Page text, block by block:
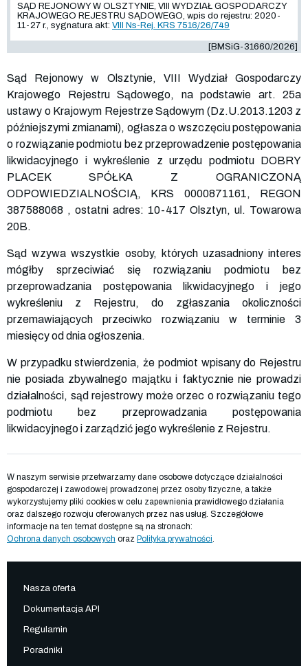
SĄD REJONOWY W OLSZTYNIE, VIII WYDZIAŁ GOSPODARCZY
KRAJOWEGO REJESTRU SĄDOWEGO, wpis do rejestru: 2020-
11-27 r., sygnatura akt: VIII Ns-Rej. KRS 7516/26/749
[BMSiG-31660/2026]
Sąd Rejonowy w Olsztynie, VIII Wydział Gospodarczy
Krajowego Rejestru Sądowego, na podstawie art. 25a
ustawy o Krajowym Rejestrze Sądowym (Dz.U.2013.1203 z
późniejszymi zmianami), ogłasza o wszczęciu postępowania
o rozwiązanie podmiotu bez przeprowadzenie postępowania
likwidacyjnego i wykreślenie z urzędu podmiotu DOBRY
PLACEK SPÓŁKA Z OGRANICZONĄ
ODPOWIEDZIALNOŚCIĄ, KRS 0000871161, REGON
387588068 , ostatni adres: 10-417 Olsztyn, ul. Towarowa
20B.
Sąd wzywa wszystkie osoby, których uzasadniony interes
mógłby sprzeciwiać się rozwiązaniu podmiotu bez
przeprowadzania postępowania likwidacyjnego i jego
wykreśleniu z Rejestru, do zgłaszania okoliczności
przemawiających przeciwko rozwiązaniu w terminie 3
miesięcy od dnia ogłoszenia.
W przypadku stwierdzenia, że podmiot wpisany do Rejestru
nie posiada zbywalnego majątku i faktycznie nie prowadzi
działalności, sąd rejestrowy może orzec o rozwiązaniu tego
podmiotu bez przeprowadzania postępowania
likwidacyjnego i zarządzić jego wykreślenie z Rejestru.
W naszym serwisie przetwarzamy dane osobowe dotyczące działalności
gospodarczej i zawodowej prowadzonej przez osoby fizyczne, a także
wykorzystujemy pliki cookies w celu zapewnienia prawidłowego działania
oraz dalszego rozwoju oferowanych przez nas usług. Szczegółowe
informacje na ten temat dostępne są na stronach:
Ochrona danych osobowych oraz Polityka prywatności
Nasza oferta
Dokumentacja API
Regulamin
Poradniki